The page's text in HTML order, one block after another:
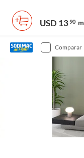
USD 1390 m
comparar